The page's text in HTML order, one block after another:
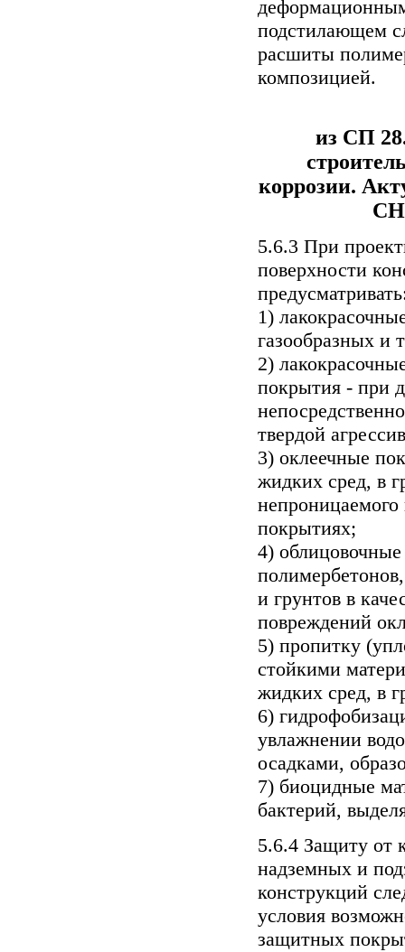
подстилающем
расшиты
композицией.
из СП
коррозии.
5.6.3 При
поверхности
1)
газообразных и
2)
покрытия - при
твердой
3) оклеечные
жидких сред, в
покрытиях;
4)
и грунтов в
повреждений
5) пропитку
стойкими
жидких сред, в
6)
увлажнении
осадками,
7) биоцидные
бактерий,
5.6.4 Защиту от
надземных и
конструкций
условия
защитных